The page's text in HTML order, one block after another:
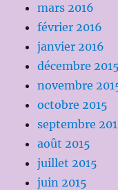
mars 2016
février 2016
janvier 2016
décembre 2015
novembre
octobre 2015
septembre
août 2015
juillet 2015
juin 2015